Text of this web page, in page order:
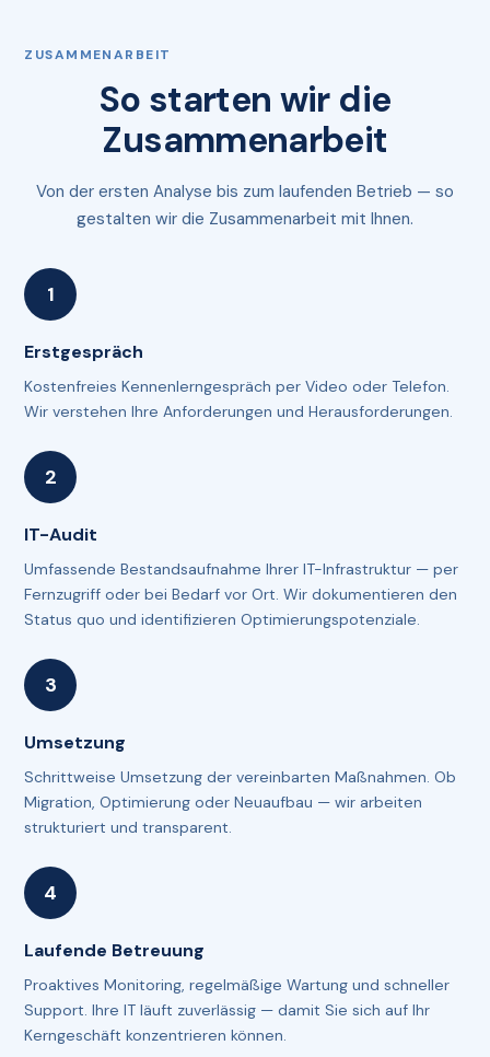
ZUSAMMENARBEIT
So starten wir die
Zusammenarbeit
Von der ersten Analyse bis zum laufenden Betrieb — so
gestalten wir die Zusammenarbeit mit Ihnen.
Erstgespräch
Kostenfreies Kennenlerngespräch per Video oder Telefon.
Wir verstehen Ihre Anforderungen und Herausforderungen.
IT-Audit
Umfassende Bestandsaufnahme Ihrer IT-Infrastruktur — per
Fernzugriff oder bei Bedarf vor Ort. Wir dokumentieren den
Status quo und identifizieren Optimierungspotenziale.
Umsetzung
Schrittweise Umsetzung der vereinbarten Maßnahmen. Ob
Migration, Optimierung oder Neuaufbau — wir arbeiten
strukturiert und transparent.
Laufende Betreuung
Proaktives Monitoring, regelmäßige Wartung und schneller
Support. Ihre IT läuft zuverlässig — damit Sie sich auf Ihr
Kerngeschäft konzentrieren können.